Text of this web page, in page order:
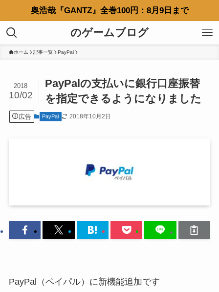
奥浩哉『GANTZ』全巻100円：8月9日まで
のゲームブログ
ホーム 記事一覧 PayPal
PayPalの支払いに銀行口座振替
を指定できるようになりました
2018
10/02
広告 PayPal 2018年10月2日
PayPal（ペイパル）に新機能追加です